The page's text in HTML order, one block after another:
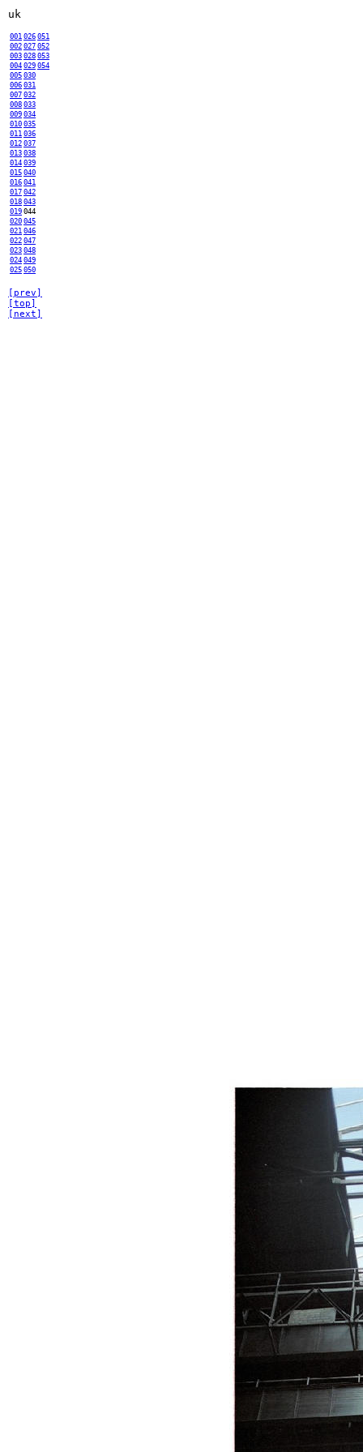
uk
001 026 051
002 027 052
003 028 053
004 029 054
005 030
006 031
007 032
008 033
009 034
010 035
011 036
012 037
013 038
014 039
015 040
016 041
017 042
018 043
019 044
020 045
021 046
022 047
023 048
024 049
025 050
[prev]
[top]
[next]